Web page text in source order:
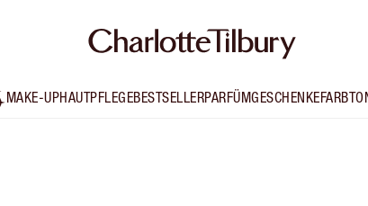
MAKE-UPHAUTPFLEGEBESTSELLERPARFÜMGESCHENKE